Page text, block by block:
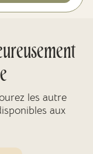
les autre
aux